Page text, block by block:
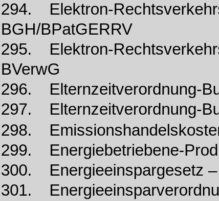
294. Elektron-
BGH/BPatGERRV
295. Elektron-
BVerwG
296. Elternzeitverordnung-
297. Elternzeitverordnung-
298.
299. Energiebetriebene-
300. Energieeinspargesetz
301.